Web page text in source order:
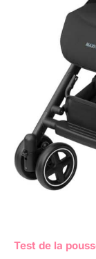
Test de la